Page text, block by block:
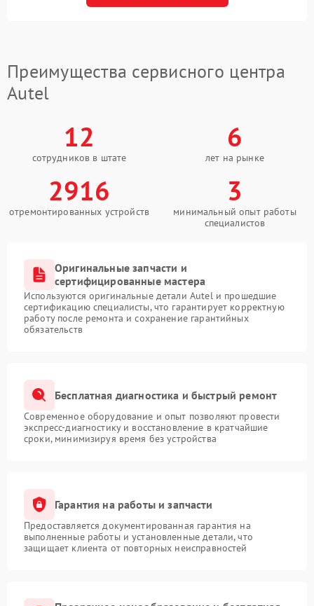
Преимущества сервисного центра
Autel
12
сотрудников в штате
6
лет на рынке
2916
отремонтированных устройств
3
минимальный опыт работы
специалистов
Оригинальные запчасти и
сертифицированные мастера
Используются оригинальные детали Autel и прошедшие
сертификацию специалисты, что гарантирует корректную
работу после ремонта и сохранение гарантийных
обязательств
Бесплатная диагностика и быстрый ремонт
Современное оборудование и опыт позволяют провести
экспресс-диагностику и восстановление в кратчайшие
сроки, минимизируя время без устройства
Гарантия на работы и запчасти
Предоставляется документированная гарантия на
выполненные работы и установленные детали, что
защищает клиента от повторных неисправностей